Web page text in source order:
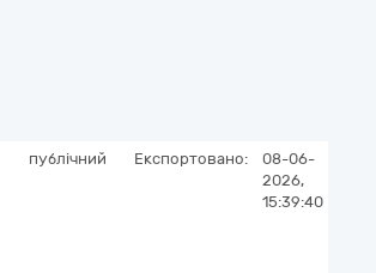
публічний Експортовано:
08-06-
2026,
15:39:40